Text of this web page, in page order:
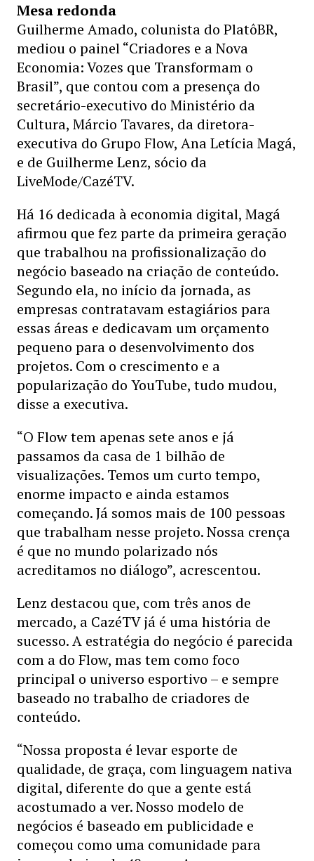
Mesa redonda
Guilherme Amado, colunista do PlatôBR,
mediou o painel “Criadores e a Nova
Economia: Vozes que Transformam o
Brasil”, que contou com a presença do
secretário-executivo do Ministério da
Cultura, Márcio Tavares, da diretora-
executiva do Grupo Flow, Ana Letícia Magá,
e de Guilherme Lenz, sócio da
LiveMode/CazéTV.
Há 16 dedicada à economia digital, Magá
afirmou que fez parte da primeira geração
que trabalhou na profissionalização do
negócio baseado na criação de conteúdo.
Segundo ela, no início da jornada, as
empresas contratavam estagiários para
essas áreas e dedicavam um orçamento
pequeno para o desenvolvimento dos
projetos. Com o crescimento e a
popularização do YouTube, tudo mudou,
disse a executiva.
“O Flow tem apenas sete anos e já
passamos da casa de 1 bilhão de
visualizações. Temos um curto tempo,
enorme impacto e ainda estamos
começando. Já somos mais de 100 pessoas
que trabalham nesse projeto. Nossa crença
é que no mundo polarizado nós
acreditamos no diálogo”, acrescentou.
Lenz destacou que, com três anos de
mercado, a CazéTV já é uma história de
sucesso. A estratégia do negócio é parecida
com a do Flow, mas tem como foco
principal o universo esportivo – e sempre
baseado no trabalho de criadores de
conteúdo.
“Nossa proposta é levar esporte de
qualidade, de graça, com linguagem nativa
digital, diferente do que a gente está
acostumado a ver. Nosso modelo de
negócios é baseado em publicidade e
começou como uma comunidade para